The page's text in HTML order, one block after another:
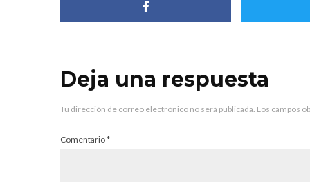
Deja una respuesta
Tu dirección de correo electrónico no será publicada. Los campos
Comentario*